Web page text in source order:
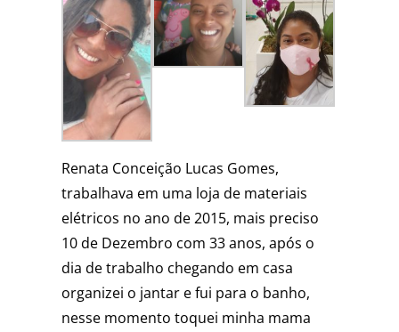
Renata Conceição Lucas Gomes,
trabalhava em uma loja de materiais
elétricos no ano de 2015, mais preciso
10 de Dezembro com 33 anos, após o
dia de trabalho chegando em casa
organizei o jantar e fui para o banho,
nesse momento toquei minha mama